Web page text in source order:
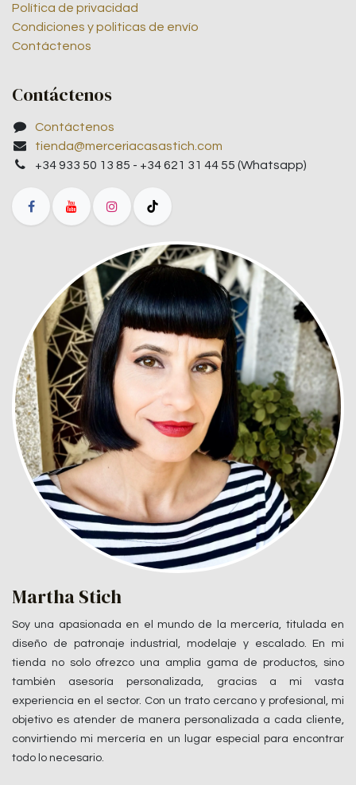
Política de privacidad
Condiciones y politicas de envío
Contáctenos
Contáctenos
Contáctenos
tienda@merceriacasastich.com
+34 933 50 13 85 - +34 621 31 44 55 (Whatsapp)
Martha Stich
Soy una apasionada en el mundo de la mercería, titulada en
diseño de patronaje industrial, modelaje y escalado. En mi
tienda no solo ofrezco una amplia gama de productos, sino
también asesoría personalizada, gracias a mi vasta
experiencia en el sector. Con un trato cercano y profesional, mi
objetivo es atender de manera personalizada a cada cliente,
convirtiendo mi mercería en un lugar especial para encontrar
todo lo necesario.